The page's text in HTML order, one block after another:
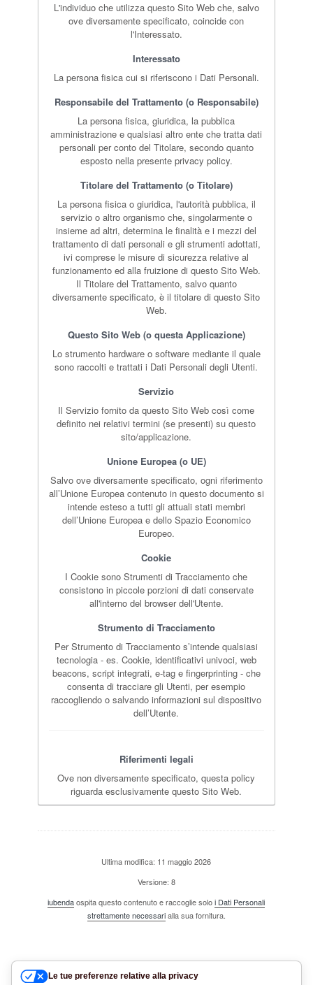
L'individuo che utilizza questo Sito Web che, salvo
ove diversamente specificato, coincide con
l'Interessato.
Interessato
La persona fisica cui si riferiscono i Dati Personali.
Responsabile del Trattamento (o Responsabile)
La persona fisica, giuridica, la pubblica
amministrazione e qualsiasi altro ente che tratta dati
personali per conto del Titolare, secondo quanto
esposto nella presente privacy policy.
Titolare del Trattamento (o Titolare)
La persona fisica o giuridica, l'autorità pubblica, il
servizio o altro organismo che, singolarmente o
insieme ad altri, determina le finalità e i mezzi del
trattamento di dati personali e gli strumenti adottati,
ivi comprese le misure di sicurezza relative al
funzionamento ed alla fruizione di questo Sito Web.
Il Titolare del Trattamento, salvo quanto
diversamente specificato, è il titolare di questo Sito
Web.
Questo Sito Web (o questa Applicazione)
Lo strumento hardware o software mediante il quale
sono raccolti e trattati i Dati Personali degli Utenti.
Servizio
Il Servizio fornito da questo Sito Web così come
definito nei relativi termini (se presenti) su questo
sito/applicazione.
Unione Europea (o UE)
Salvo ove diversamente specificato, ogni riferimento
all’Unione Europea contenuto in questo documento si
intende esteso a tutti gli attuali stati membri
dell’Unione Europea e dello Spazio Economico
Europeo.
Cookie
I Cookie sono Strumenti di Tracciamento che
consistono in piccole porzioni di dati conservate
all'interno del browser dell'Utente.
Strumento di Tracciamento
Per Strumento di Tracciamento s’intende qualsiasi
tecnologia - es. Cookie, identificativi univoci, web
beacons, script integrati, e-tag e fingerprinting - che
consenta di tracciare gli Utenti, per esempio
raccogliendo o salvando informazioni sul dispositivo
dell’Utente.
Riferimenti legali
Ove non diversamente specificato, questa policy
riguarda esclusivamente questo Sito Web.
Ultima modifica: 11 maggio 2026
Versione: 8
iubendaospita questo contenuto e raccoglie soloi Dati Personali
strettamente necessarialla sua fornitura.
Le tue preferenze relative alla privacy